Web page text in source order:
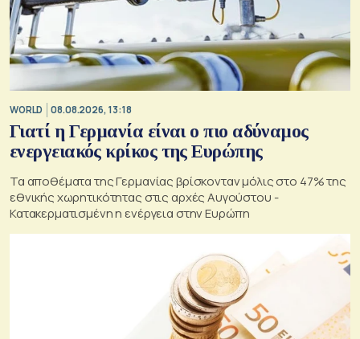
WORLD 08.08.2026, 13:18
Γιατί η Γερμανία είναι ο πιο αδύναμος
ενεργειακός κρίκος της Ευρώπης
Τα αποθέματα της Γερμανίας βρίσκονταν μόλις στο 47% της
εθνικής χωρητικότητας στις αρχές Αυγούστου -
Κατακερματισμένη η ενέργεια στην Ευρώπη